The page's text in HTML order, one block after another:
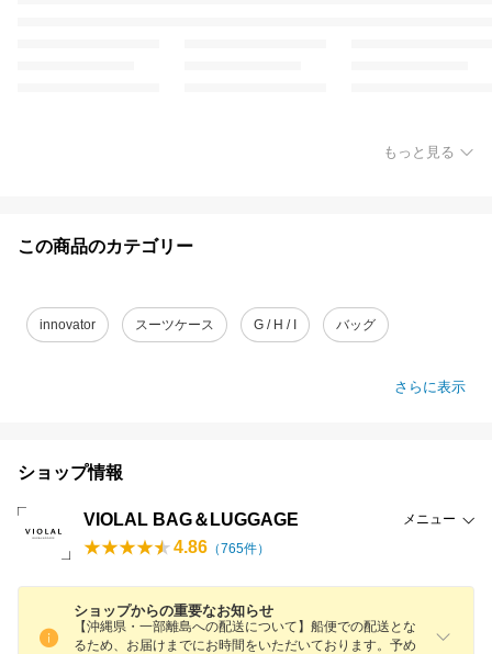
もっと見る
この商品のカテゴリー
innovator スーツケース G / H / I バッグ
さらに表示
ショップ情報
VIOLAL BAG＆LUGGAGE メニュー
4.86 （765件）
ショップからの重要なお知らせ
【沖縄県・一部離島への配送について】船便での配送とな
るため、お届けまでにお時間をいただいております。予め